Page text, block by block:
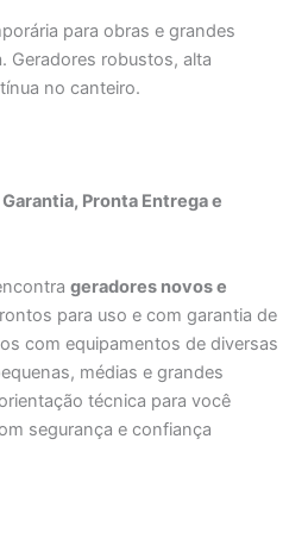
para obras e grandes
Geradores robustos, alta
no canteiro.
Pronta Entrega e
geradores novos e
para uso e com garantia de
com equipamentos de diversas
médias e grandes
técnica para você
segurança e confiança